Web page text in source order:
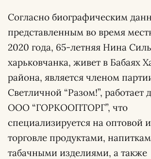
Согласно биографическим
представленным во время
2020 года, 65-летняя Нина
харьковчанка, живет в Бабаях
района, является членом
Светличной “Разом!”, работает
ООО “ГОРКООПТОРГ”, что
специализируется на оптовой
торговле продуктами,
табачными изделиями, а также